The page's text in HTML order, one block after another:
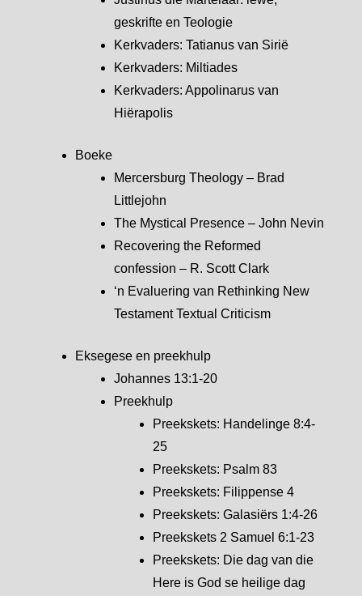
geskrifte en Teologie
Kerkvaders: Tatianus van Sirië
Kerkvaders: Miltiades
Kerkvaders: Appolinarus van
Hiërapolis
Boeke
Mercersburg Theology – Brad
Littlejohn
The Mystical Presence – John Nevin
Recovering the Reformed
confession – R. Scott Clark
‘n Evaluering van Rethinking New
Testament Textual Criticism
Eksegese en preekhulp
Johannes 13:1-20
Preekhulp
Preekskets: Handelinge 8:4-
25
Preekskets: Psalm 83
Preekskets: Filippense 4
Preekskets: Galasiërs 1:4-26
Preekskets 2 Samuel 6:1-23
Preekskets: Die dag van die
Here is God se heilige dag